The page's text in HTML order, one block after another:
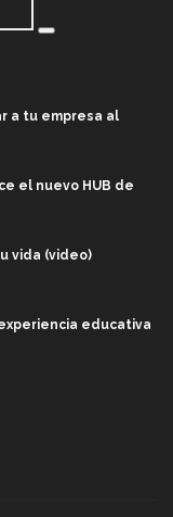
a tu empresa al
el nuevo HUB de
vida (video)
educativa